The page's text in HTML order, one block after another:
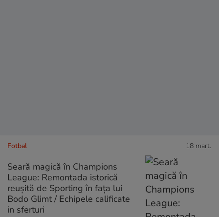
Fotbal 18 mart.
Seară magică în Champions
League: Remontada istorică
reușită de Sporting în fața lui
Bodo Glimt / Echipele calificate
in sferturi